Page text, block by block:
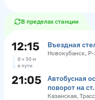
В пределах станции
12:15 Въездная
Новокубанск,
8 ч 50 м
в пути
21:05
Автобусная
поворот на
Казанская,